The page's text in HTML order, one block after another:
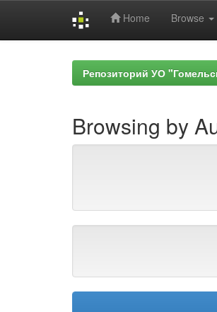
Home Browse
Репозиторий УО
Browsing by